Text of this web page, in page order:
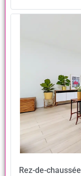
Rez-de-chaussée